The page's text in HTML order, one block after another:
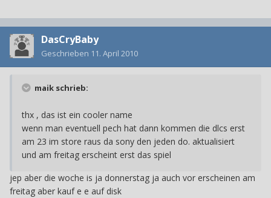
DasCryBaby
Geschrieben 11. April 2010
maik schrieb:
thx , das ist ein cooler name
wenn man eventuell pech hat dann kommen die dlcs erst
am 23 im store raus da sony den jeden do. aktualisiert
und am freitag erscheint erst das spiel
jep aber die woche is ja donnerstag ja auch vor erscheinen am
freitag aber kauf e e auf disk